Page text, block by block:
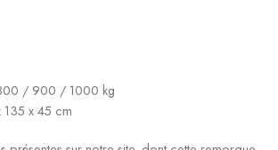
/ 900 / 1000 kg
135 x 45 cm